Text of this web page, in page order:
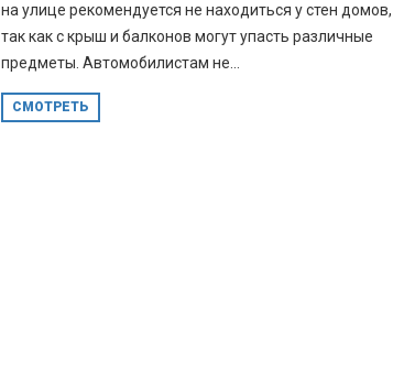
на улице рекомендуется не находиться у стен домов,
так как с крыш и балконов могут упасть различные
предметы. Автомобилистам не...
СМОТРЕТЬ